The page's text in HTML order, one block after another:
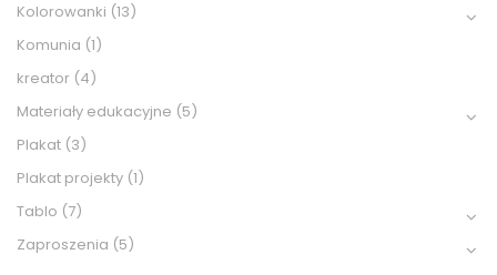
Kolorowanki (13)
Komunia (1)
kreator (4)
Materiały edukacyjne (5)
Plakat (3)
Plakat projekty (1)
Tablo (7)
Zaproszenia (5)